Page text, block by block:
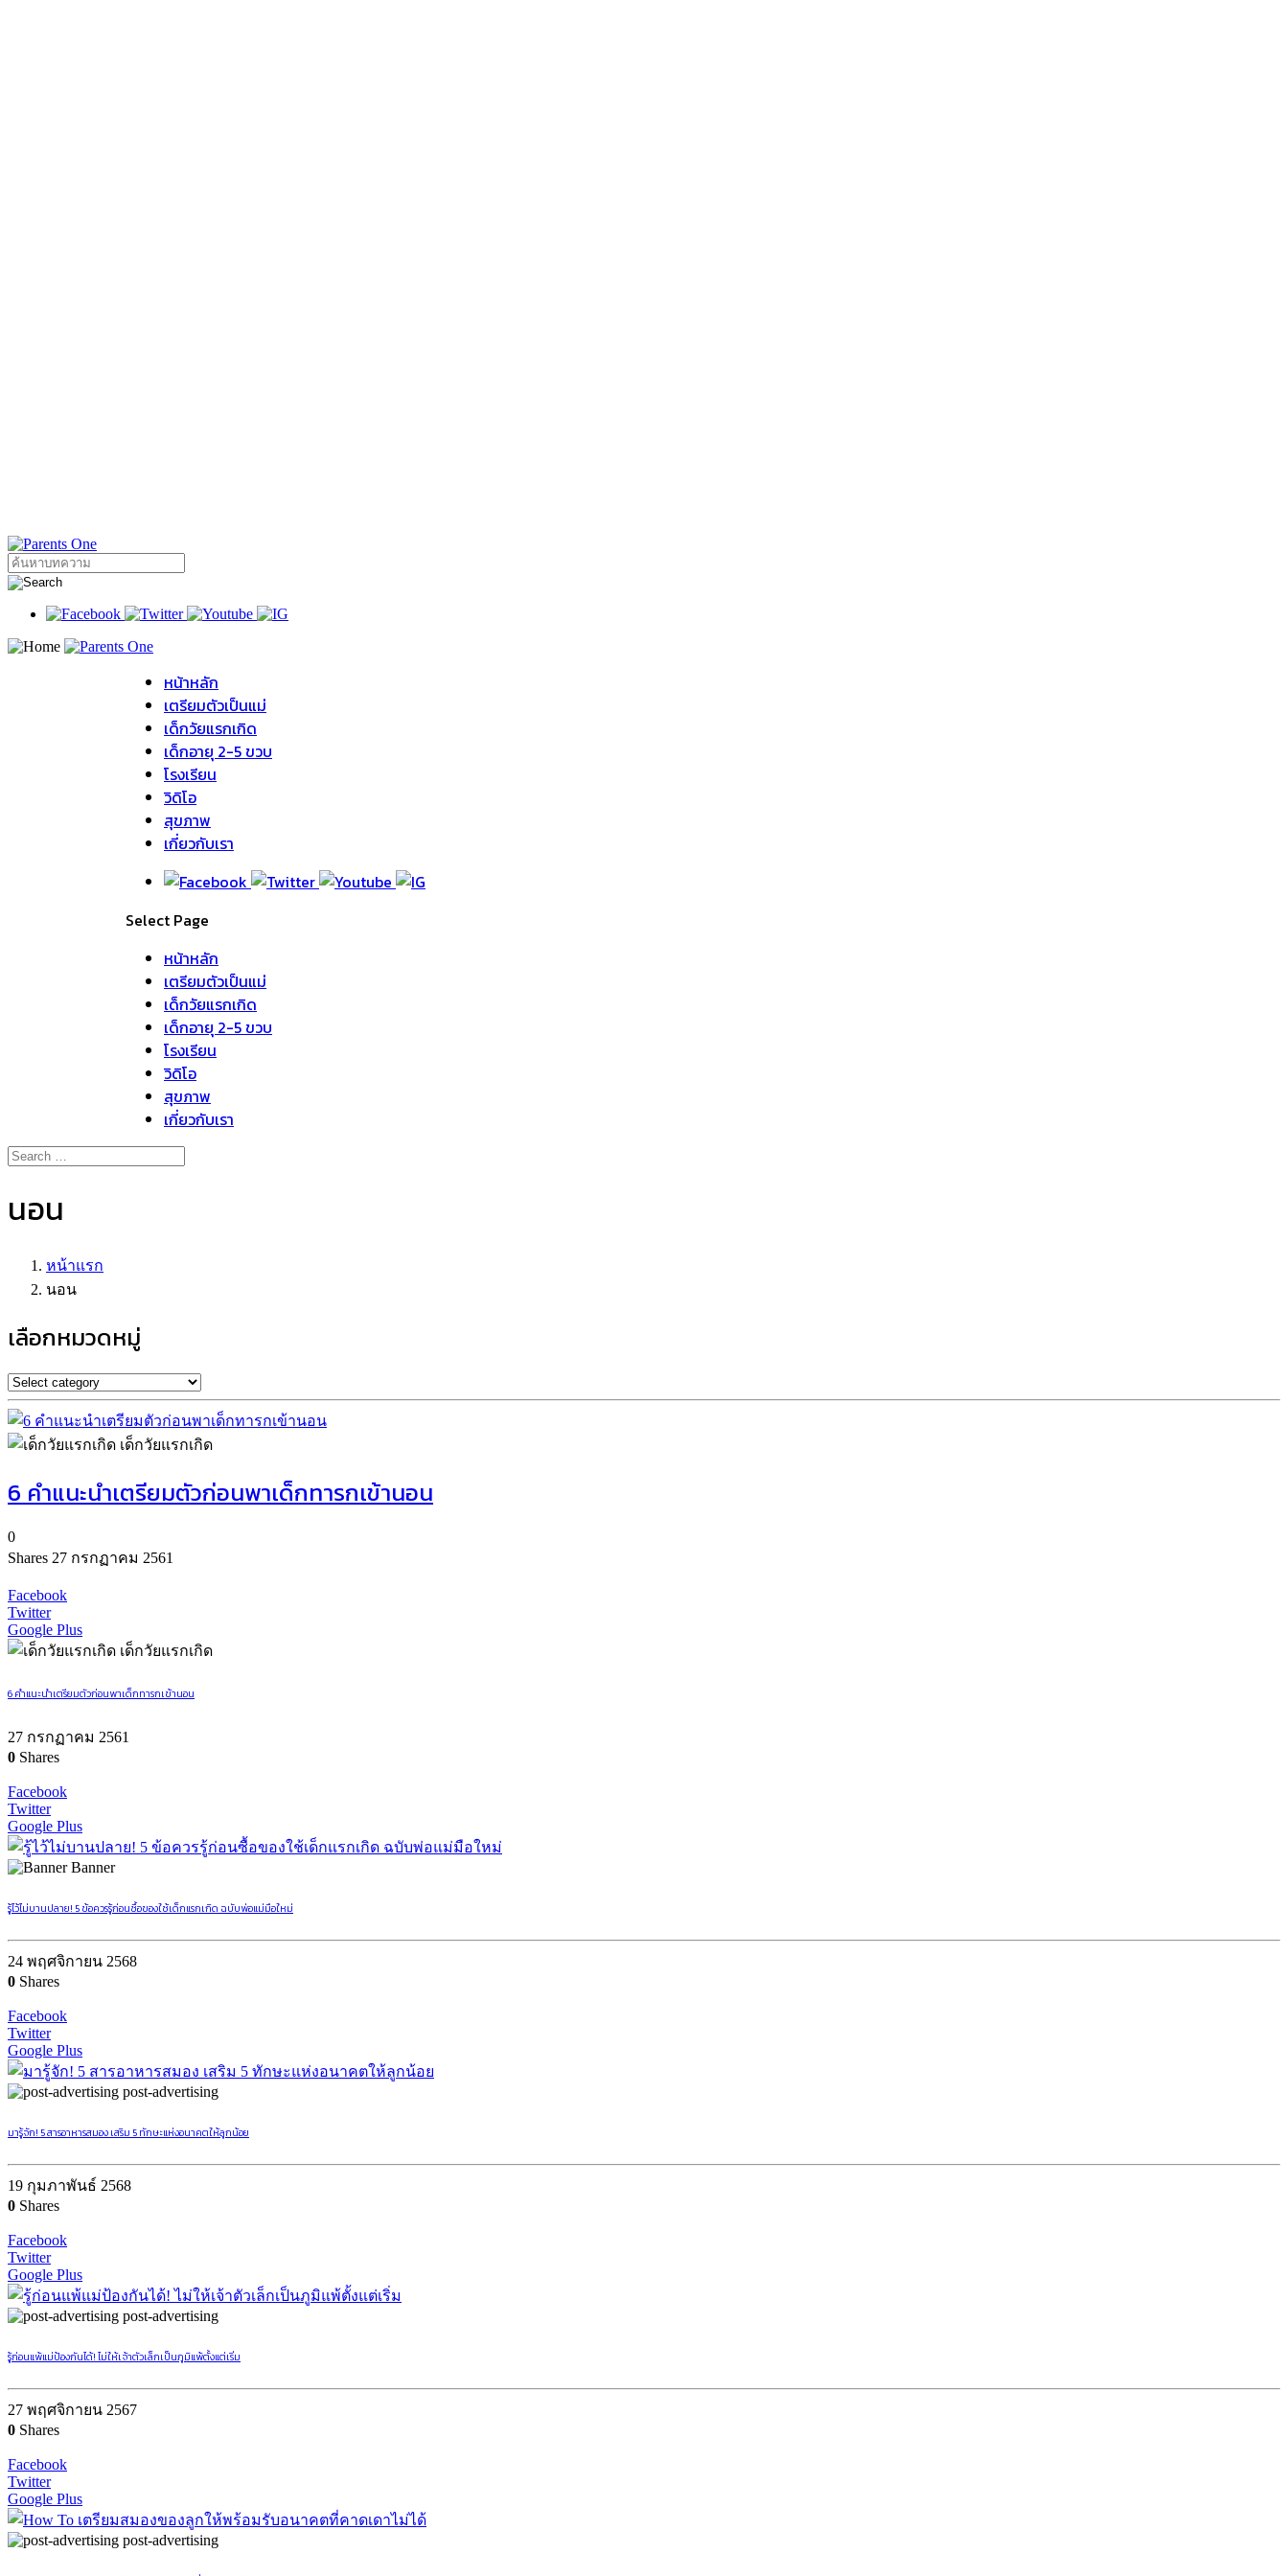
หน้าหลัก
เตรียมตัวเป็นแม่
เด็กวัยแรกเกิด
เด็กอายุ 2-5 ขวบ
โรงเรียน
วิดิโอ
สุขภาพ
เกี่ยวกับเรา
Select Page
หน้าหลัก
เตรียมตัวเป็นแม่
เด็กวัยแรกเกิด
เด็กอายุ 2-5 ขวบ
โรงเรียน
วิดิโอ
สุขภาพ
เกี่ยวกับเรา
นอน
หน้าแรก
นอน
เลือกหมวดหมู่
เด็กวัยแรกเกิด
6 คำแนะนำเตรียมตัวก่อนพาเด็กทารกเข้านอน
0
Shares 27 กรกฏาคม 2561
Facebook
Twitter
Google Plus
เด็กวัยแรกเกิด
6 คำแนะนำเตรียมตัวก่อนพาเด็กทารกเข้านอน
27 กรกฏาคม 2561
0 Shares
Facebook
Twitter
Google Plus
Banner
รู้ไว้ไม่บานปลาย! 5 ข้อควรรู้ก่อนซื้อของใช้เด็กแรกเกิด ฉบับพ่อแม่มือใหม่
24 พฤศจิกายน 2568
0 Shares
Facebook
Twitter
Google Plus
post-advertising
มารู้จัก! 5 สารอาหารสมอง เสริม 5 ทักษะแห่งอนาคตให้ลูกน้อย
19 กุมภาพันธ์ 2568
0 Shares
Facebook
Twitter
Google Plus
post-advertising
รู้ก่อนแพ้แม่ป้องกันได้! ไม่ให้เจ้าตัวเล็กเป็นภูมิแพ้ตั้งแต่เริ่ม
27 พฤศจิกายน 2567
0 Shares
Facebook
Twitter
Google Plus
post-advertising